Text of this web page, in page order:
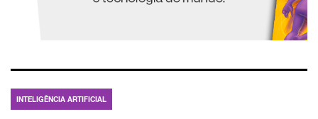
INTELIGÊNCIA ARTIFICIAL